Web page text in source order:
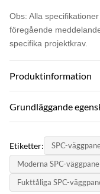
Obs: Alla
föregående
specifika projektkrav.
Produktinformation
Termite Resistance:
Size:
600mm*3000mm
Durability:
Grundläggande
ZhuoKang
PRODUKTMODEL:
SPC wall panel
Etiketter:
SPC-
Moderna SPC-
Fukttåliga SPC-